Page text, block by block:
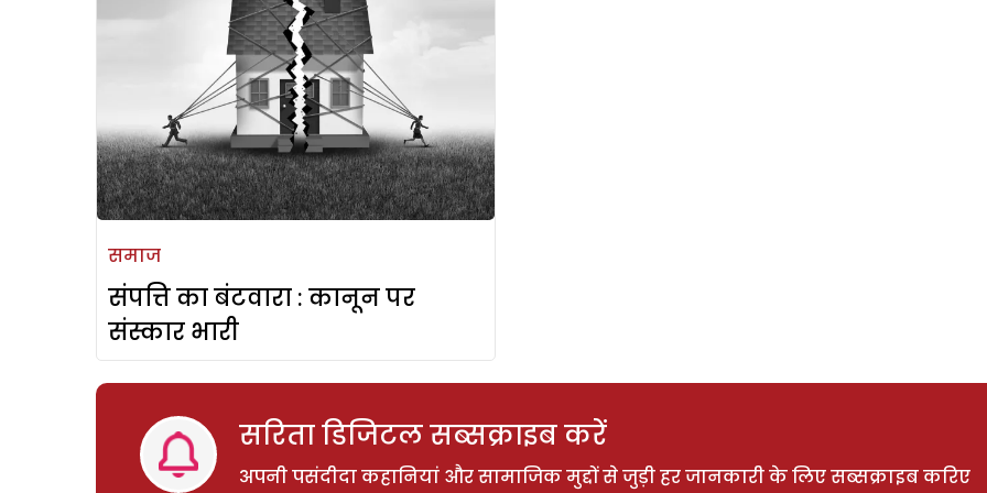
समाज
संपत्ति का बंटवारा : कानून पर
संस्कार भारी
सरिता डिजिटल सब्सक्राइब करें
अपनी पसंदीदा कहानियां और सामाजिक मुद्दों से जुड़ी हर जानकारी के लिए सब्सक्राइब करिए